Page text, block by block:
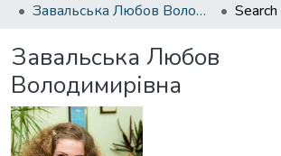
Завальська Любов Володимирівна
Search
Завальська Любов
Володимирівна